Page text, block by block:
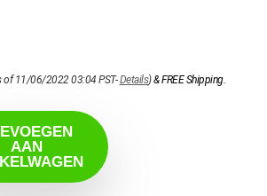
of 11/06/2022 03:04 PST-Details)&FREE Shipping.
AAN